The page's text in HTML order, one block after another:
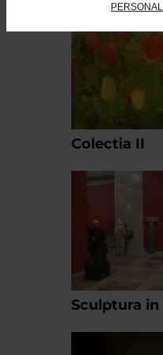
Colectia II
Sculptura in